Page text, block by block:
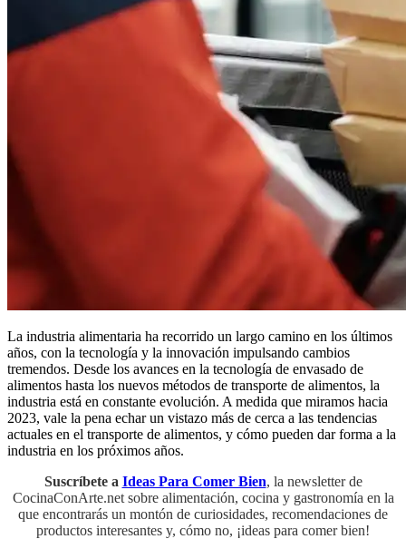
La industria alimentaria ha recorrido un largo camino en los últimos
años, con la tecnología y la innovación impulsando cambios
tremendos. Desde los avances en la tecnología de envasado de
alimentos hasta los nuevos métodos de transporte de alimentos, la
industria está en constante evolución. A medida que miramos hacia
2023, vale la pena echar un vistazo más de cerca a las tendencias
actuales en el transporte de alimentos, y cómo pueden dar forma a la
industria en los próximos años.
Suscríbete a Ideas Para Comer Bien, la newsletter de
CocinaConArte.net sobre alimentación, cocina y gastronomía en la
que encontrarás un montón de curiosidades, recomendaciones de
productos interesantes y, cómo no, ¡ideas para comer bien!